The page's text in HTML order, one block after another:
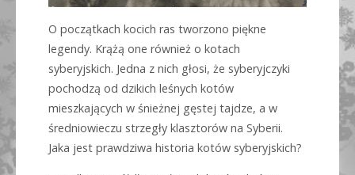
O początkach kocich ras tworzono piękne
legendy. Krążą one również o kotach
syberyjskich. Jedna z nich głosi, że syberyjczyki
pochodzą od dzikich leśnych kotów
mieszkających w śnieżnej gęstej tajdze, a w
średniowieczu strzegły klasztorów na Syberii.
Jaka jest prawdziwa historia kotów syberyjskich?